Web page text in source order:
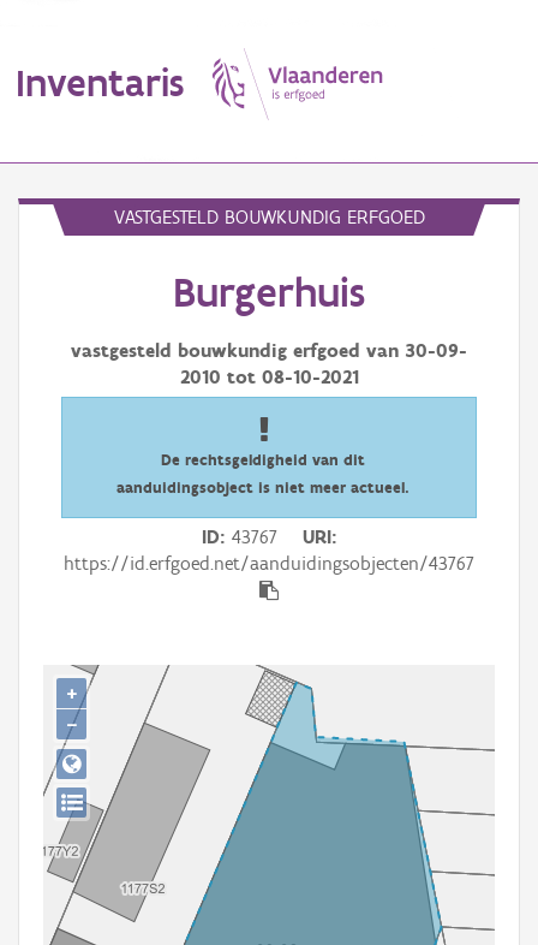
Inventaris
Aanduidingsobject
Waarneming
Persoon of collectief
Aanmelden
VASTGESTELD BOUWKUNDIG ERFGOED
Burgerhuis
vastgesteld bouwkundig erfgoed van 30-09-
2010 tot 08-10-2021
De rechtsgeldigheid van dit
aanduidingsobject is niet meer actueel.
ID 43767
URI
https://id.erfgoed.net/aanduidingsobjecten/43767
+
−